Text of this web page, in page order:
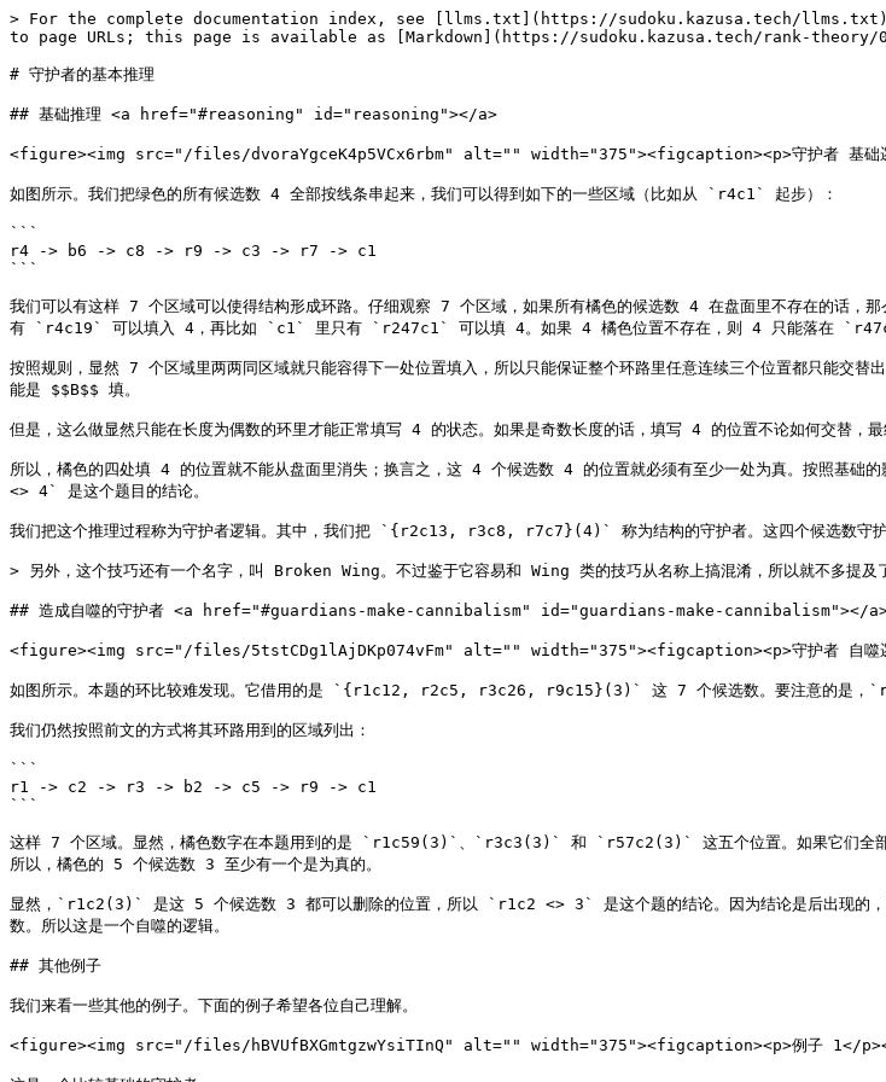
> For the complete documentation index, see [llms.txt](https://sudoku.kazusa.tech/
to page URLs; this page is available as [Markdown](https://sudoku.kazusa.tech/rank-theory/
# 守护者的基本推理
## 基础推理 <a href="#reasoning" id="reasoning"></a>
<figure><img src="/files/dvoraYgceK4p5VCx6rbm" alt="" width="375"><figcaption><p>守护者 基
如图所示。我们把绿色的所有候选数 4 全部按线条串起来，我们可以得到如下的一些区域（比如从 `r4c1` 起步）：
```
r4 -> b6 -> c8 -> r9 -> c3 -> r7 -> c1
```
我们可以有这样 7 个区域可以使得结构形成环路。仔细观察 7 个区域，如果所有橘色的候选数 4 在盘面里不存在的话
有 `r4c19` 可以填入 4，再比如 `c1` 里只有 `r247c1` 可以填 4。如果 4 橘色位置不存在，则 4 只能落在
按照规则，显然 7 个区域里两两同区域就只能容得下一处位置填入，所以只能保证整个环路里任意连续三个位置都只
能是 $$B$$ 填。
但是，这么做显然只能在长度为偶数的环里才能正常填写 4 的状态。如果是奇数长度的话，填写 4 的位置不论如何交替，
所以，橘色的四处填 4 的位置就不能从盘面里消失；换言之，这 4 个候选数 4 的位置就必须有至少一处为真。按照
<> 4` 是这个题目的结论。
我们把这个推理过程称为守护者逻辑。其中，我们把 `{r2c13, r3c8, r7c7}(4)` 称为结构的守护者。这四个候选数守护了
> 另外，这个技巧还有一个名字，叫 Broken Wing。不过鉴于它容易和 Wing 类的技巧从名称上搞混淆，所以就不多提及
## 造成自噬的守护者 <a href="#guardians-make-cannibalism" id="guardians-make-cannibalism"></
<figure><img src="/files/5tstCDg1lAjDKp074vFm" alt="" width="375"><figcaption><p>守护者 自
如图所示。本题的环比较难发现。它借用的是 `{r1c12, r2c5, r3c26, r9c15}(3)` 这 7 个候选数。要注意的是，
我们仍然按照前文的方式将其环路用到的区域列出：
```
r1 -> c2 -> r3 -> b2 -> c5 -> r9 -> c1
```
这样 7 个区域。显然，橘色数字在本题用到的是 `r1c59(3)`、`r3c3(3)` 和 `r57c2(3)` 这五个位置。如果它们全部消
所以，橘色的 5 个候选数 3 至少有一个是为真的。
显然，`r1c2(3)` 是这 5 个候选数 3 都可以删除的位置，所以 `r1c2 <> 3` 是这个题的结论。因为结论是后出现的，
数。所以这是一个自噬的逻辑。
## 其他例子
我们来看一些其他的例子。下面的例子希望各位自己理解。
<figure><img src="/files/hBVUfBXGmtgzwYsiTInQ" alt="" width="375"><figcaption><p>例子 1</